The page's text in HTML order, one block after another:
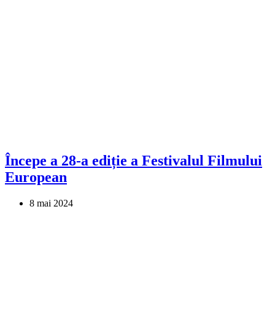
Începe a 28-a ediție a Festivalul Filmului
European
8 mai 2024